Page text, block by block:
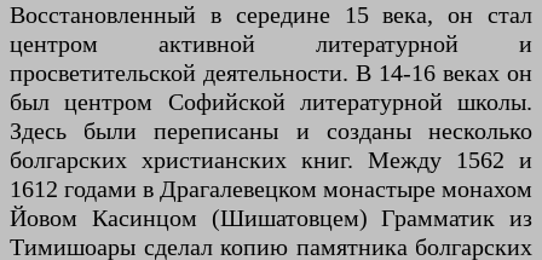
Восстановленный в середине 15 века, он стал
центром активной литературной и
просветительской деятельности. В 14-16 веках он
был центром Софийской литературной школы.
Здесь были переписаны и созданы несколько
болгарских христианских книг. Между 1562 и
1612 годами в Драгалевецком монастыре монахом
Йовом Касинцом (Шишатовцем) Грамматик из
Тимишоары сделал копию памятника болгарских